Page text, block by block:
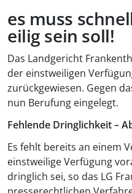
es muss
eilig sein soll!
Das Landgericht
der einstweiligen
zurückgewiesen. Gegen
nun Berufung eingelegt.
Fehlende Dringlichkeit –
Es fehlt bereits an einem
einstweilige Verfügung
dringlich sei, so das LG